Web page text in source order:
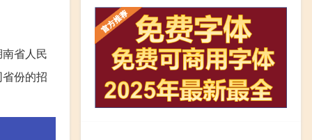
省人民
份的招